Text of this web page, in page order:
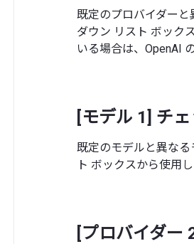
既定のプロバイダー
ダウン リスト ボック
いる場合は、OpenAI
[モデル 1] チ
既定のモデルと異な
ト ボックスから使用
[プロバイダー